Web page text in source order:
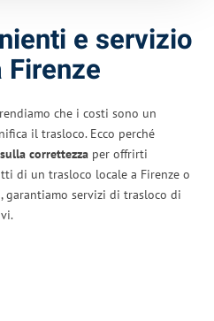
e servizio
che i costi sono un
il trasloco. Ecco perché
correttezza per offrirti
di un trasloco locale a Firenze o
servizi di trasloco di